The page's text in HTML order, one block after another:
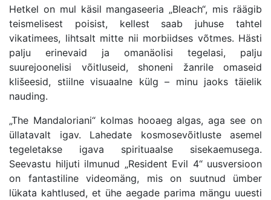
Hetkel on mul käsil mangaseeria „Bleach“, mis räägib
teismelisest poisist, kellest saab juhuse tahtel
vikatimees, lihtsalt mitte nii morbiidses võtmes. Hästi
palju erinevaid ja omanäolisi tegelasi, palju
suurejoonelisi võitluseid, shoneni žanrile omaseid
klišeesid, stiilne visuaalne külg – minu jaoks täielik
nauding.
„The Mandaloriani“ kolmas hooaeg algas, aga see on
üllatavalt igav. Lahedate kosmosevõitluste asemel
tegeletakse igava spirituaalse sisekaemusega.
Seevastu hiljuti ilmunud „Resident Evil 4“ uusversioon
on fantastiline videomäng, mis on suutnud ümber
lükata kahtlused, et ühe aegade parima mängu uuesti